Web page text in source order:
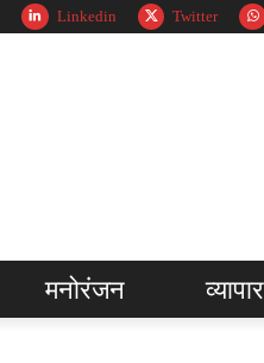
Linkedin Twitter
मनोरंजन व्यापार